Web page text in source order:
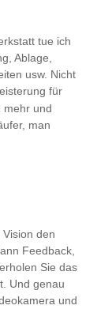
tue ich
Ablage,
usw. Nicht
für
und
man
den
Feedback,
Sie das
Und genau
und